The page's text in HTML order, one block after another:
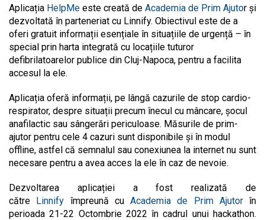
Aplicația HelpMe este creată de Academia de Prim Ajutor și
dezvoltată în parteneriat cu Linnify. Obiectivul este de a
oferi gratuit informații esențiale în situațiile de urgență – în
special prin harta integrată cu locațiile tuturor
defibrilatoarelor publice din Cluj-Napoca, pentru a facilita
accesul la ele.
Aplicația oferă informații, pe lângă cazurile de stop cardio-
respirator, despre situații precum înecul cu mâncare, șocul
anafilactic sau sângerări periculoase. Măsurile de prim-
ajutor pentru cele 4 cazuri sunt disponibile și în modul
offline, astfel că semnalul sau conexiunea la internet nu sunt
necesare pentru a avea acces la ele în caz de nevoie.
Dezvoltarea aplicației a fost realizată de
către Linnify împreună cu Academia de Prim Ajutor în
perioada 21-22 Octombrie 2022 în cadrul unui hackathon.